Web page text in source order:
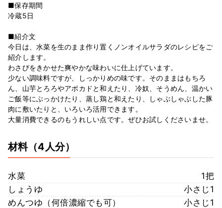
■保存期間
冷蔵5日
■紹介文
今日は、水菜を生のまま作り置くノンオイルサラダのレシピをご
紹介します。
わさびをきかせた爽やかな味わいに仕上げています。
少ない調味料ですが、しっかりめの味です。そのままはもちろ
ん、山芋とろろやアボカドと和えたり、冷奴、そうめん、温かい
ご飯等にぶっかけたり、蒸し鶏と和えたり、しゃぶしゃぶした豚
肉に敷いたりと、いろいろ活用できます。
大量消費できるのもうれしい点です。ぜひお試しくださいませ。
材料（4人分）
水菜
1把
しょうゆ
小さじ1
めんつゆ（何倍濃縮でも可）
小さじ1